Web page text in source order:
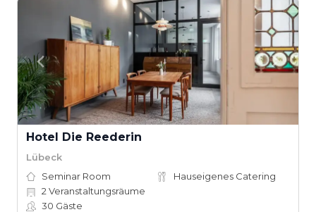
Hotel Die Reederin
Lübeck
Seminar Room
Hauseigenes Catering
2 Veranstaltungsräume
30 Gäste